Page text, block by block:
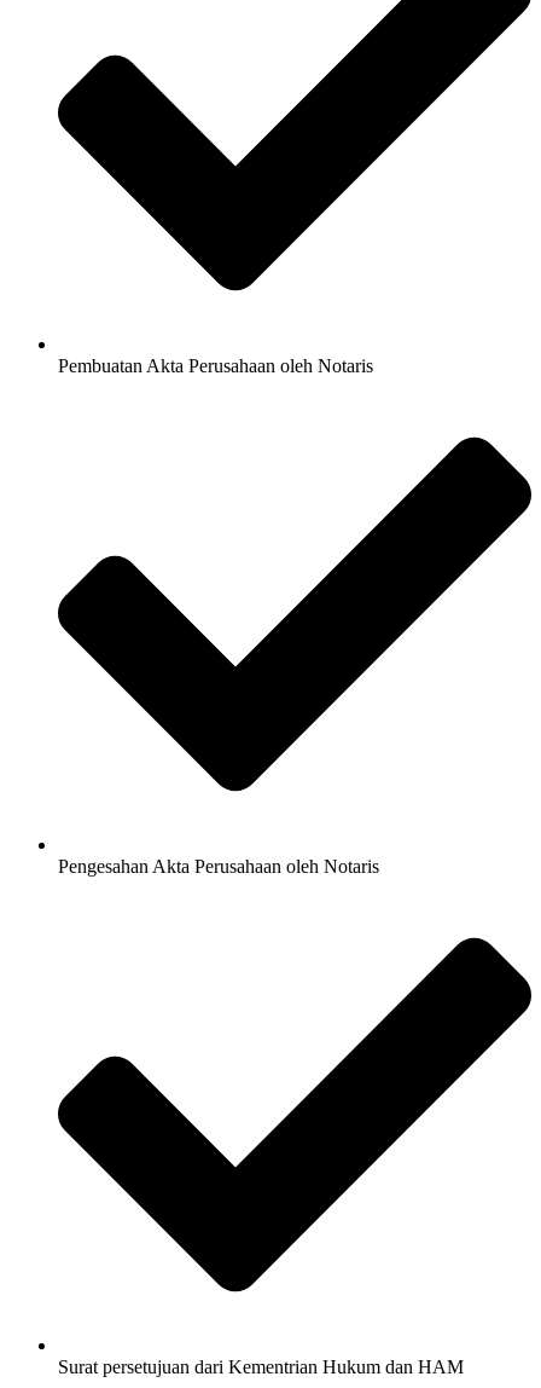
Pembuatan Akta Perusahaan oleh Notaris
Pengesahan Akta Perusahaan oleh Notaris
Surat persetujuan dari Kementrian Hukum dan HAM